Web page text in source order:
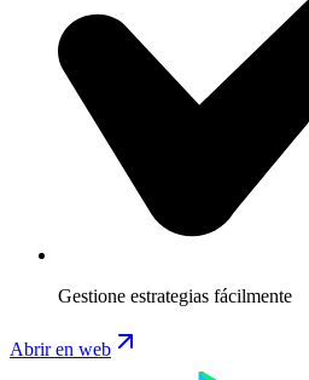
Gestione estrategias fácilmente
Abrir en web